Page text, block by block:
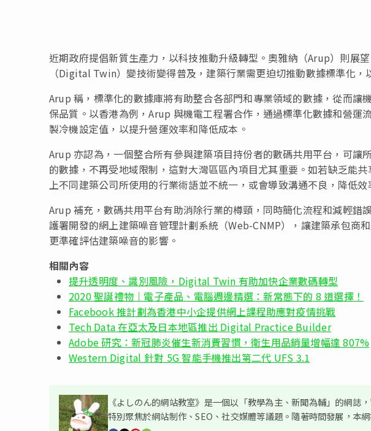
近期政府提倡新質生產力，以科技推動升級轉型。奧雅納（Arup）則展
（Digital Twin）變技術變得普及，建築行業需更迫切推動數據標準化，
Arup 稱，標準化的數據庫將有助整合各部門和專業領域的數據，從而讓
保品質。以香港為例，Arup 與機電工程署合作，通過標準化數據和營運
製冷機設定值，以提升營運效率和降低成本。
Arup 亦認為，一個整合所有參與建築項目持份者的數碼共用平台，可讓
的數據，不再受地域限制，這對大灣區區內項目尤其重要。如若缺乏能
上不同建築公司所使用的行業術語並不統一，或會導致溝通不良，降低效
Arup 補充，數碼共用平台有助消除行業的樽頸，同時簡化流程和減輕錯
護署開發的網上建築噪音管理計劃系統（Web-CNMP），讓建築承包商
更準確評估建築噪音的影響。
相關內容
提升透明度、識別風險，Digital Twin 有助加快企業數碼轉型
2020 聖誕禮物｜電子產品、電腦週邊精選：新常態下的 8 道選擇！
Facebook 推計劃為香港中小企提供網上課程助應對疫情挑戰
Tech Data 在亞太及日本地區推出 Digital Practice Builder
Adobe 研究：新冠肺炎催生新消費習慣，衛生用品銷量增幅達 807%
Western Digital 針對 5G 智能手機推出第二代 UFS 3.1
《よしのん的網站教室》是一個以「教學為主、新聞為輔」的網誌
特別聚焦於網站制作、SEO、社交媒體等議題。隨著時間發展，本